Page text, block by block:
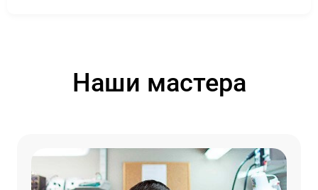
Наши мастера